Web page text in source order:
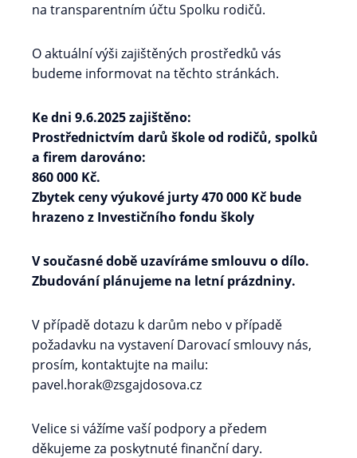
na transparentním účtu Spolku rodičů.
O aktuální výši zajištěných prostředků vás
budeme informovat na těchto stránkách.
Ke dni 9.6.2025 zajištěno:
Prostřednictvím darů škole od rodičů, spolků
a firem darováno:
860 000 Kč.
Zbytek ceny výukové jurty 470 000 Kč bude
hrazeno z Investičního fondu školy
V současné době uzavíráme smlouvu o dílo.
Zbudování plánujeme na letní prázdniny.
V případě dotazu k darům nebo v případě
požadavku na vystavení Darovací smlouvy nás,
prosím, kontaktujte na mailu:
pavel.horak@zsgajdosova.cz
Velice si vážíme vaší podpory a předem
děkujeme za poskytnuté finanční dary.